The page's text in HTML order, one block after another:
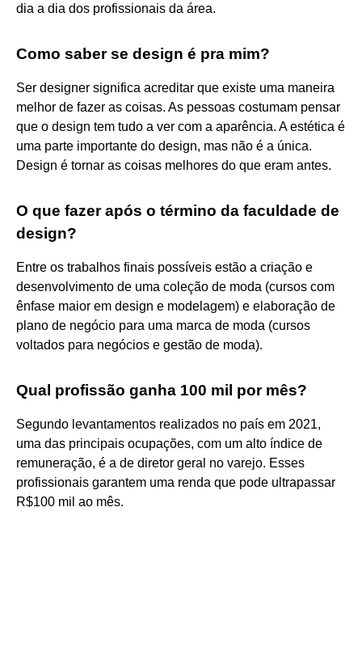
dia a dia dos profissionais da área.
Como saber se design é pra mim?
Ser designer significa acreditar que existe uma maneira
melhor de fazer as coisas. As pessoas costumam pensar
que o design tem tudo a ver com a aparência. A estética é
uma parte importante do design, mas não é a única.
Design é tornar as coisas melhores do que eram antes.
O que fazer após o término da faculdade de
design?
Entre os trabalhos finais possíveis estão a criação e
desenvolvimento de uma coleção de moda (cursos com
ênfase maior em design e modelagem) e elaboração de
plano de negócio para uma marca de moda (cursos
voltados para negócios e gestão de moda).
Qual profissão ganha 100 mil por mês?
Segundo levantamentos realizados no país em 2021,
uma das principais ocupações, com um alto índice de
remuneração, é a de diretor geral no varejo. Esses
profissionais garantem uma renda que pode ultrapassar
R$100 mil ao mês.